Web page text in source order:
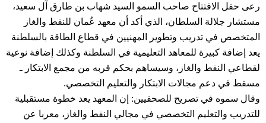
رعى حفل الافتتاح صاحب السمو السيد شهاب بن طارق آل سعيد،
مستشار جلالة السلطان، الذي أكد أن معهد عُمان للنفط والغاز
المتخصص في تدريب وتطوير المهنيين في قطاع الطاقة بالسلطنة
يعد إضافة كبيرة للمعاهد التعليمية في السلطنة وكذلك إضافة نوعية
لقطاعي النفط والغاز، وسيساهم بحكم قربه من مجمع الابتكار ـ
مسقط في دعم مجالات الابتكار والتعليم التخصصي.
وقال سموه في تصريح للصحفيين: إن المعهد يعد خطوة مستقبلية
للتدريب والتعليم التخصصي في مجالي النفط والغاز، معربا عن